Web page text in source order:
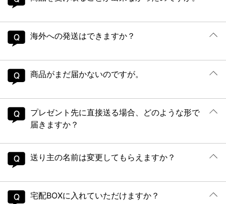
海外への発送はできますか？
商品がまだ届かないのですが。
プレゼント先に直接送る場合、どのような形で
届きますか？
送り主の名前は変更してもらえますか？
宅配BOXに入れていただけますか？